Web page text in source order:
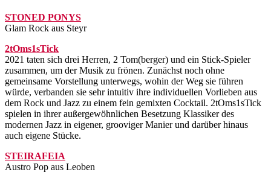
STONED PONYS
Glam Rock aus Steyr
2tOms1sTick
2021 taten sich drei Herren, 2 Tom(berger) und ein Stick-Spieler
zusammen, um der Musik zu frönen. Zunächst noch ohne
gemeinsame Vorstellung unterwegs, wohin der Weg sie führen
würde, verbanden sie sehr intuitiv ihre individuellen Vorlieben aus
dem Rock und Jazz zu einem fein gemixten Cocktail. 2tOms1sTick
spielen in ihrer außergewöhnlichen Besetzung Klassiker des
modernen Jazz in eigener, grooviger Manier und darüber hinaus
auch eigene Stücke.
STEIRAFEIA
Austro Pop aus Leoben